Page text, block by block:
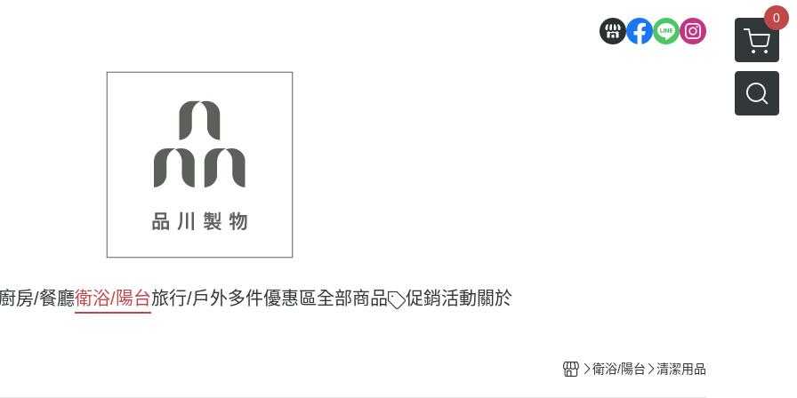
0
房/餐廳衛浴/陽台旅行/戶外多件優惠區全部商品 促銷活動關於
衛浴/陽台 清潔用品